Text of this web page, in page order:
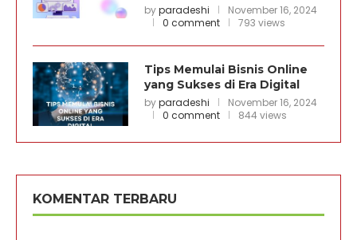
byparadeshi
November 16, 2024
0 comment
793 views
Tips Memulai Bisnis Online
yang Sukses di Era Digital
byparadeshi
November 16, 2024
0 comment
844 views
KOMENTAR TERBARU